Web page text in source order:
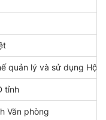
quản lý và sử dụng Hội
tỉnh
Văn phòng